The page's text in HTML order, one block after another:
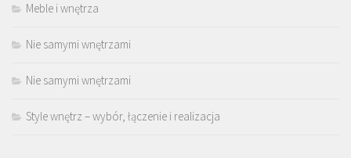
Meble i wnętrza
Nie samymi wnętrzami
Nie samymi wnętrzami
Style wnętrz – wybór, łączenie i realizacja